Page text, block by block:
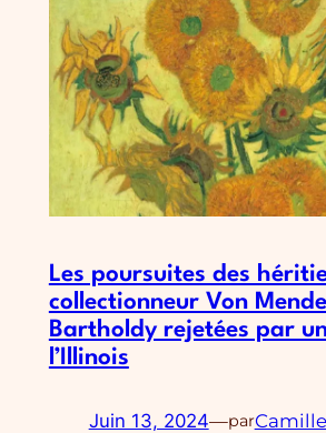
Les poursuites des
collectionneur Von
Bartholdy rejetées par
l’Illinois
Juin 13, 2024—par